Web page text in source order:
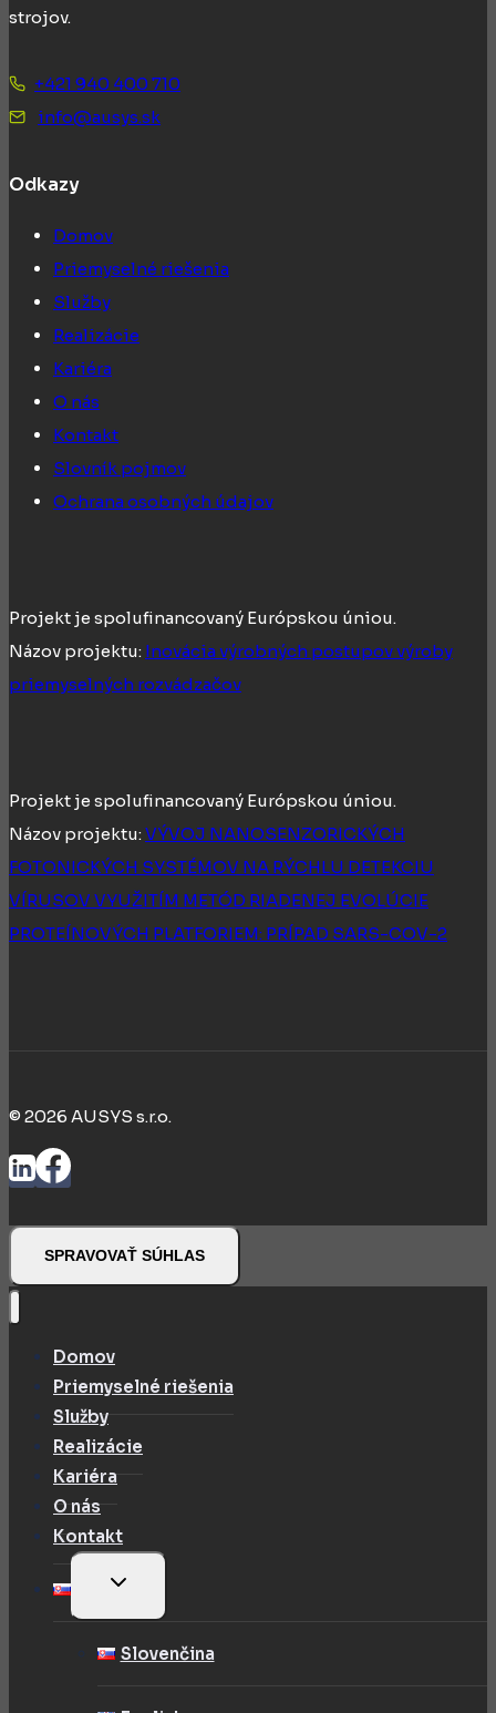
strojov.
+421 940 400 710
info@ausys.sk
Odkazy
Domov
Priemyselné riešenia
Služby
Realizácie
Kariéra
O nás
Kontakt
Slovník pojmov
Ochrana osobných údajov
Projekt je spolufinancovaný Európskou úniou.
Názov projektu: Inovácia výrobných postupov výroby
priemyselných rozvádzačov
Projekt je spolufinancovaný Európskou úniou.
Názov projektu:VÝVOJ NANOSENZORICKÝCH
FOTONICKÝCH SYSTÉMOV NA RÝCHLU DETEKCIU
VÍRUSOV VYUŽITÍM METÓD RIADENEJ EVOLÚCIE
PROTEÍNOVÝCH PLATFORIEM: PRÍPAD SARS-COV-2
© 2026 AUSYS s.r.o.
SPRAVOVAŤ SÚHLAS
Domov
Priemyselné riešenia
Služby
Realizácie
Kariéra
O nás
Kontakt
TOGGLE
Slovenčina